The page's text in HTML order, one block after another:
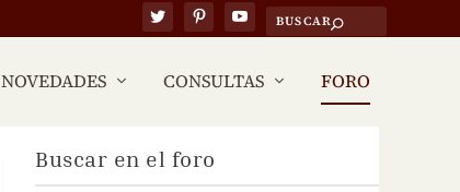
NOVEDADES CONSULTAS FORO
Buscar en el foro